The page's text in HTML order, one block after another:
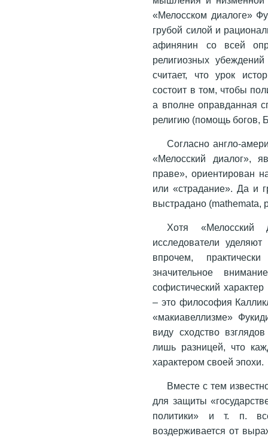
«Мелосском диалоге»
грубой силой и
афинянин со всей
религиозных
считает, что урок
состоит в том, чтобы
а вполне оправданная
религию (помощь богов,
Согласно англо-
«Мелосский диалог»,
праве», ориентирован
или «страдание». Да и
выстрадано (mathemata,
Хотя
исследователи
впрочем,
значительное
софистический
– это философия
«макиавеллизме»
виду сходство
лишь разницей, что
характером своей эпохи.
Вместе с тем
для защиты
политики» и т. п.
воздерживается от